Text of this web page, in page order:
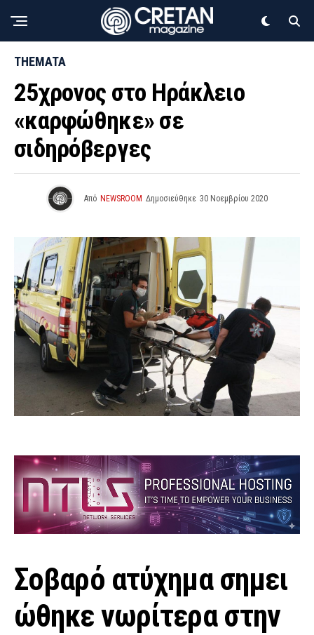
THEMATA
25χρονος στο Ηράκλειο
«καρφώθηκε» σε
σιδηρόβεργες
Από NEWSROOM Δημοσιεύθηκε 30 Νοεμβρίου 2020
Σοβαρό ατύχημα σημει
ώθηκε νωρίτερα στην